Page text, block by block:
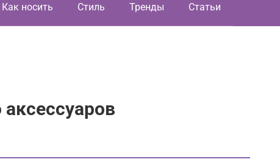
Как носить Стиль Тренды Статьи